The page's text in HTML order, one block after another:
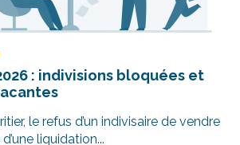
: indivisions bloquées et
le refus d’un indivisaire de vendre
liquidation...